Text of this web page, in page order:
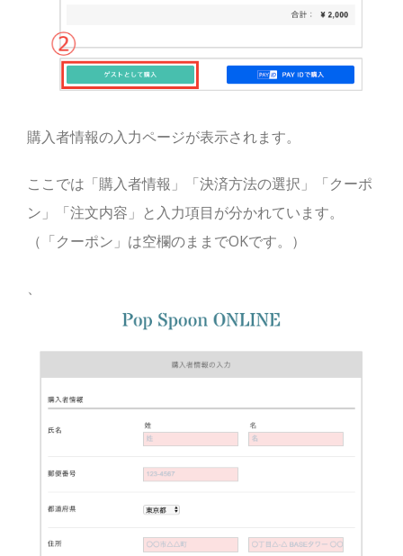
購入者情報の入力ページが表示されます。
ここでは「購入者情報」「決済方法の選択」「クーポ
ン」「注文内容」と入力項目が分かれています。
（「クーポン」は空欄のままでOKです。）
、